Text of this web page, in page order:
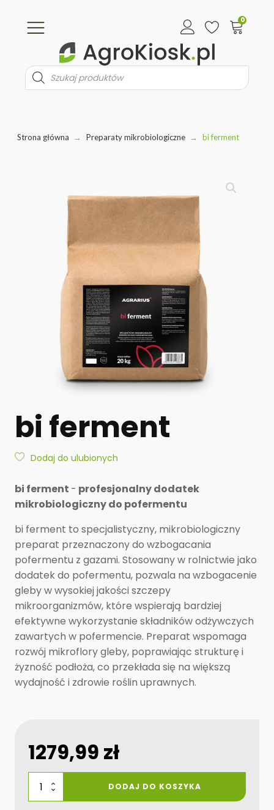
0
Wyszukiwarka
produktów
Strona główna → Preparaty mikrobiologiczne → bi ferment
bi ferment
Dodaj do ulubionych
bi ferment - profesjonalny dodatek
mikrobiologiczny do pofermentu
bi ferment to specjalistyczny, mikrobiologiczny
preparat przeznaczony do wzbogacania
pofermentu z gazami. Stosowany w rolnictwie jako
dodatek do pofermentu, pozwala na wzbogacenie
gleby w wysokiej jakości szczepy
mikroorganizmów, które wspierają bardziej
efektywne wykorzystanie składników odżywczych
zawartych w pofermencie. Preparat wspomaga
rozwój mikroflory gleby, poprawiając strukturę i
żyzność podłoża, co przekłada się na większą
wydajność i zdrowie roślin uprawnych.
1279,99 zł
ilość
DODAJ DO KOSZYKA